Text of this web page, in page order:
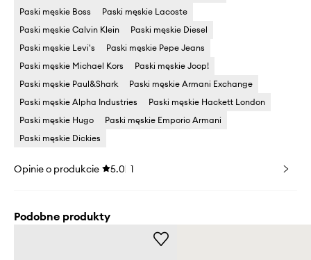
Paski męskie Boss
Paski męskie Lacoste
Paski męskie Calvin Klein
Paski męskie Diesel
Paski męskie Levi's
Paski męskie Pepe Jeans
Paski męskie Michael Kors
Paski męskie Joop!
Paski męskie Paul&Shark
Paski męskie Armani Exchange
Paski męskie Alpha Industries
Paski męskie Hackett London
Paski męskie Hugo
Paski męskie Emporio Armani
Paski męskie Dickies
Opinie o produkcie 5.0 1
Podobne produkty